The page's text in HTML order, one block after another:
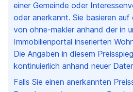
einer Gemeinde oder
oder anerkannt. Sie basieren auf
von ohne-makler anhand der in
Immobilienportal inserierten
Die Angaben in diesem
kontinuierlich anhand neuer
Falls Sie einen anerkannten